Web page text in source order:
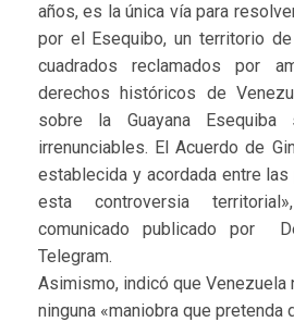
años, es la única vía para
por el Esequibo, un territorio
cuadrados reclamados por
derechos históricos de
sobre la Guayana
irrenunciables. El Acuerdo de
establecida y acordada entre
esta controversia
comunicado publicado por
Telegram.
Asimismo, indicó que Venezuela
ninguna «maniobra que pretenda